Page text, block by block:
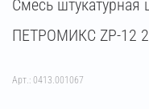
Смесь штукатурная
ПЕТРОМИКС ZP-12
Арт.: 0413.001067